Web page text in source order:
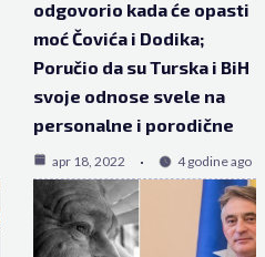
odgovorio kada će opasti
moć Čovića i Dodika;
Poručio da su Turska i BiH
svoje odnose svele na
personalne i porodične
apr 18, 2022 4 godine ago